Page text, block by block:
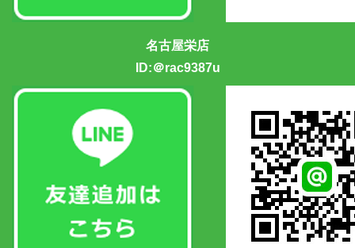
名古屋栄店
ID:＠rac9387u